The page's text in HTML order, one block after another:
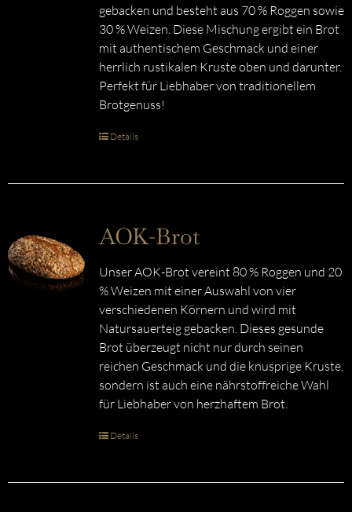
gebacken und besteht aus 70 % Roggen sowie
30 % Weizen. Diese Mischung ergibt ein Brot
mit authentischem Geschmack und einer
herrlich rustikalen Kruste oben und darunter.
Perfekt für Liebhaber von traditionellem
Brotgenuss!
Details
AOK-Brot
Unser AOK-Brot vereint 80 % Roggen und 20
% Weizen mit einer Auswahl von vier
verschiedenen Körnern und wird mit
Natursauerteig gebacken. Dieses gesunde
Brot überzeugt nicht nur durch seinen
reichen Geschmack und die knusprige Kruste,
sondern ist auch eine nährstoffreiche Wahl
für Liebhaber von herzhaftem Brot.
Details